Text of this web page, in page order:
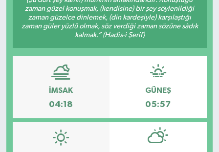
zaman güzel konuşmak, (kendisine) bir şey söylenildiği
zaman güzelce dinlemek, (din kardeşiyle) karşılaştığı
zaman güler yüzlü olmak, söz verdiği zaman sözüne sâdık
kalmak.” (Hadis-i Şerif)
İMSAK
04:18
GÜNEŞ
05:57